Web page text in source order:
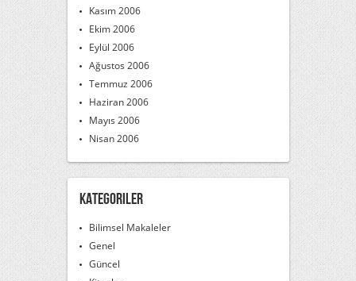
Kasım 2006
Ekim 2006
Eylül 2006
Ağustos 2006
Temmuz 2006
Haziran 2006
Mayıs 2006
Nisan 2006
Kategoriler
Bilimsel Makaleler
Genel
Güncel